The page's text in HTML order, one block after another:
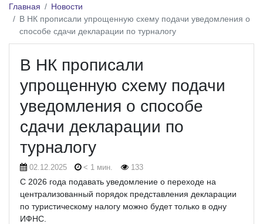
Главная
Новости
В НК прописали упрощенную схему подачи уведомления о
способе сдачи декларации по турналогу
В НК прописали
упрощенную схему подачи
уведомления о способе
сдачи декларации по
турналогу
02.12.2025 < 1 мин. 133
С 2026 года подавать уведомление о переходе на
централизованный порядок представления декларации
по туристическому налогу можно будет только в одну
ИФНС.